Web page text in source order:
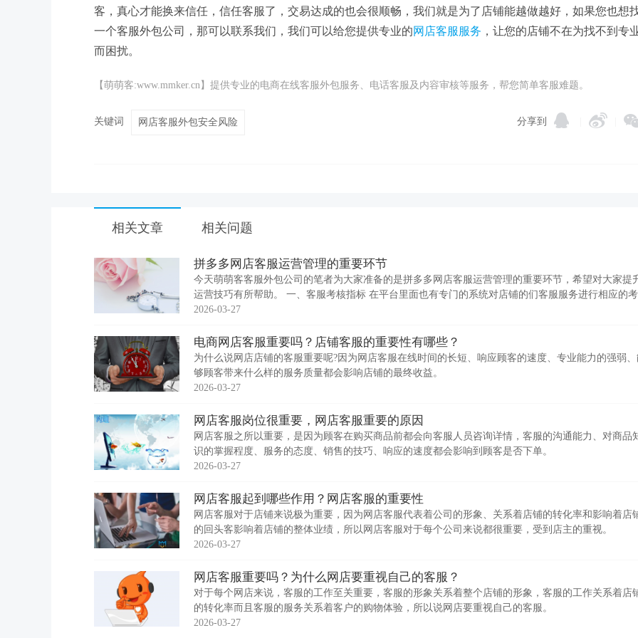
客，真心才能换来信任，信任客服了，交易达成的也会很顺畅，我们就是为了店铺能越做越好，如果您也想
一个客服外包公司，那可以联系我们，我们可以给您提供专业的网店客服服务 ，让您的店铺不在为找不到专
而困扰。
【萌萌客:www.mmker.cn】提供专业的电商在线客服外包服务、电话客服及内容审核等服务，帮您简单客服难题。
关键词 网店客服外包安全风险 分享到
相关文章 相关问题
拼多多网店客服运营管理的重要环节
今天萌萌客客服外包公司的笔者为大家准备的是拼多多网店客服运营管理的重要环节，希望对大家提
运营技巧有所帮助。 一、客服考核指标 在平台里面也有专门的系统对店铺的们客服服务进行相应的
指标： 第一点：对服务差的，将进行店铺限制
2026-03-27
电商网店客服重要吗？店铺客服的重要性有哪些？
为什么说网店店铺的客服重要呢?因为网店客服在线时间的长短、响应顾客的速度、专业能力的强弱
够顾客带来什么样的服务质量都会影响店铺的最终收益。
2026-03-27
网店客服岗位很重要，网店客服重要的原因
网店客服之所以重要，是因为顾客在购买商品前都会向客服人员咨询详情，客服的沟通能力、对商品
识的掌握程度、服务的态度、销售的技巧、响应的速度都会影响到顾客是否下单。
2026-03-27
网店客服起到哪些作用？网店客服的重要性
网店客服对于店铺来说极为重要，因为网店客服代表着公司的形象、关系着店铺的转化率和影响着店
的回头客影响着店铺的整体业绩，所以网店客服对于每个公司来说都很重要，受到店主的重视。
2026-03-27
网店客服重要吗？为什么网店要重视自己的客服？
对于每个网店来说，客服的工作至关重要，客服的形象关系着整个店铺的形象，客服的工作关系着店
的转化率而且客服的服务关系着客户的购物体验，所以说网店要重视自己的客服。
2026-03-27